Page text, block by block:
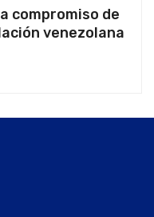
compromiso de
venezolana